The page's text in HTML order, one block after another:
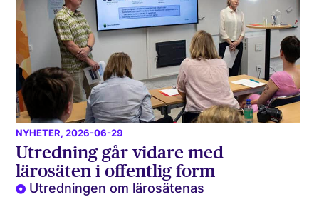
NYHETER, 2026-06-29
Utredning går vidare med
lärosäten i offentlig form
Utredningen om lärosätenas